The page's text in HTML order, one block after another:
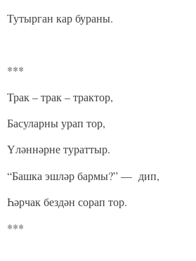
Тутырган кар бураны.
***
Трак – трак – трактор,
Басуларны урап тор,
Үләннәрне тураттыр.
“Башка эшләр бармы?” — дип,
Һәрчак бездән сорап тор.
***